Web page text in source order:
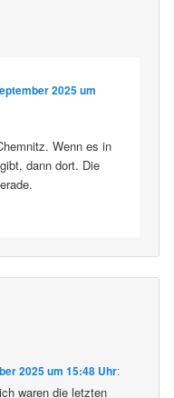
2025 um
Wenn es in
dann dort. Die
2025 um 15:48 Uhr:
waren die letzten